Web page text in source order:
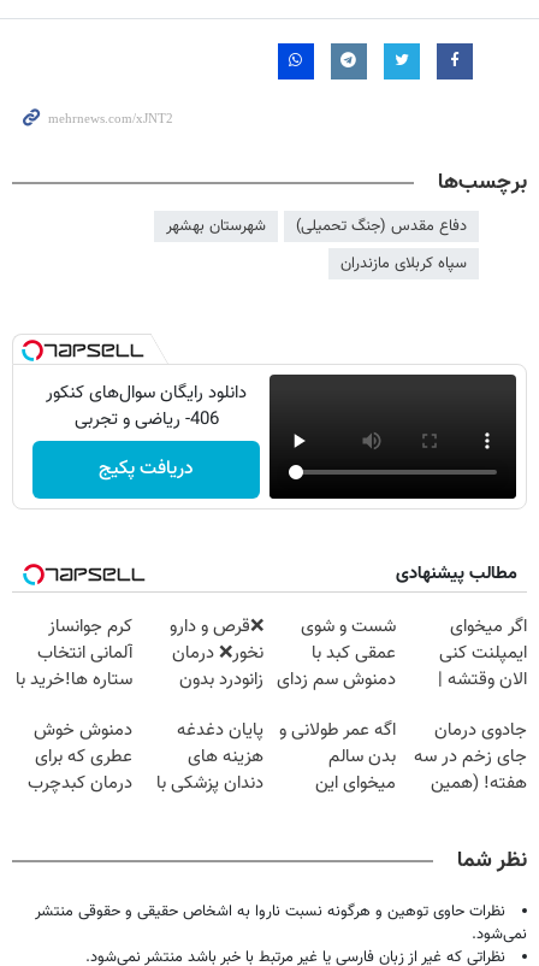
برچسب‌ها
دفاع مقدس (جنگ تحمیلی)
شهرستان بهشهر
سپاه کربلای مازندران
دانلود رایگان سوال‌های کنکور
406- ریاضی و تجربی
دریافت پکیج
مطالب پیشنهادی
اگر میخوای
ایمپلنت کنی
الان وقتشه |
میلیون تومان!!!
شست و شوی
عمقی کبد با
دمنوش سم زدای
❌قرص‌ و دارو
نخور❌ درمان
زانودرد بدون
کرم جوانساز
آلمانی انتخاب
ستاره ها!خرید با
جادوی درمان
جای زخم در سه
هفته! (همین
اگه عمر طولانی و
بدن سالم
میخوای این
پایان دغدغه
هزینه های
دندان پزشکی با
دمنوش خوش
عطری که برای
درمان کبدچرب
نظر شما
نظرات حاوی توهین و هرگونه نسبت ناروا به اشخاص حقیقی و حقوقی منتشر
نمی‌شود.
نظراتی که غیر از زبان فارسی یا غیر مرتبط با خبر باشد منتشر نمی‌شود.